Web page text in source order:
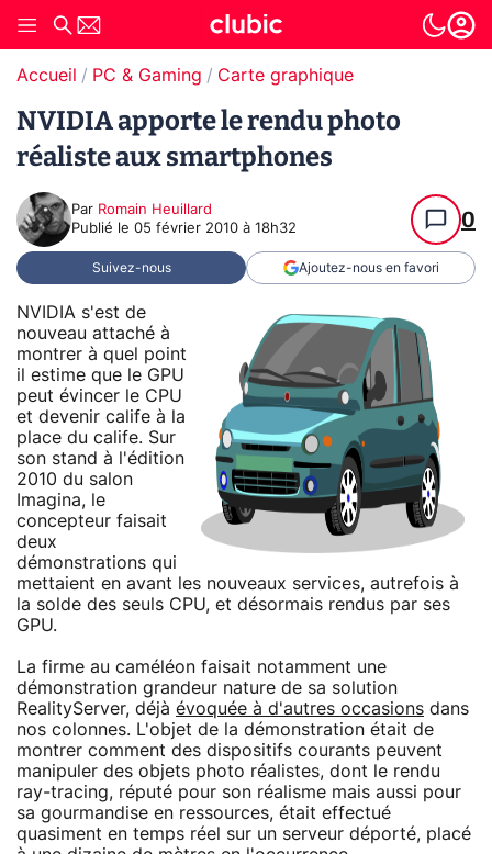
Accueil PC & Gaming Carte graphique
NVIDIA apporte le rendu photo
réaliste aux smartphones
Par Romain Heuillard
Publié le 05 février 2010 à 18h32 0
Suivez-nous Ajoutez-nous en favori
NVIDIA s'est de
nouveau attaché à
montrer à quel point
il estime que le GPU
peut évincer le CPU
et devenir calife à la
place du calife. Sur
son stand à l'édition
2010 du salon
Imagina, le
concepteur faisait
deux
démonstrations qui
mettaient en avant les nouveaux services, autrefois à
la solde des seuls CPU, et désormais rendus par ses
GPU.
La firme au caméléon faisait notamment une
démonstration grandeur nature de sa solution
RealityServer, déjà évoquée à d'autres occasions dans
nos colonnes. L'objet de la démonstration était de
montrer comment des dispositifs courants peuvent
manipuler des objets photo réalistes, dont le rendu
ray-tracing, réputé pour son réalisme mais aussi pour
sa gourmandise en ressources, était effectué
quasiment en temps réel sur un serveur déporté, placé